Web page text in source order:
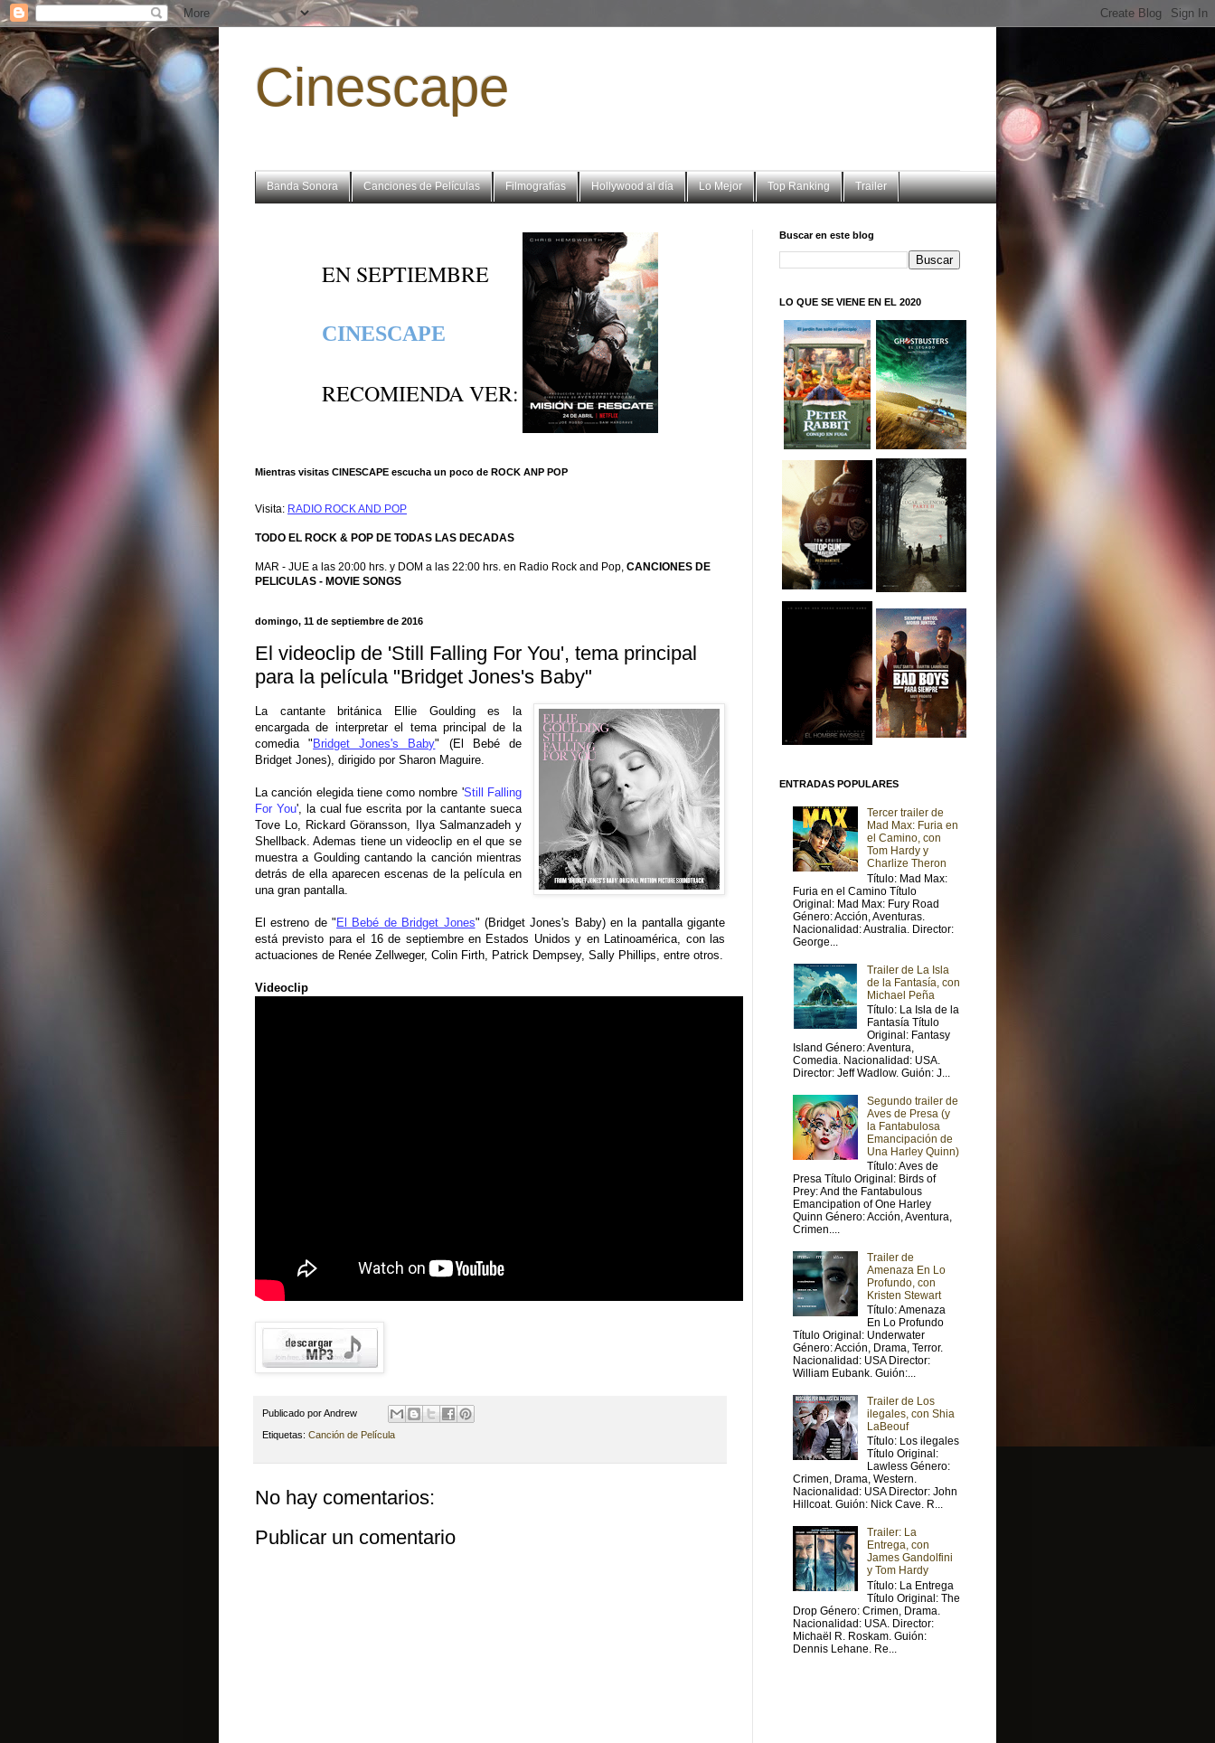
Cinescape
Banda Sonora Canciones de Películas Filmografías Hollywood al día Lo Mejor Top Ranking Trailer
EN SEPTIEMBRE
CINESCAPE
RECOMIENDA VER:
Mientras visitas CINESCAPE escucha un poco de ROCK ANP POP
Visita: RADIO ROCK AND POP
TODO EL ROCK & POP DE TODAS LAS DECADAS
MAR - JUE a las 20:00 hrs. y DOM a las 22:00 hrs. en Radio Rock and Pop, CANCIONES DE
PELICULAS - MOVIE SONGS
domingo, 11 de septiembre de 2016
El videoclip de 'Still Falling For You', tema principal
para la película "Bridget Jones's Baby"
La cantante británica Ellie Goulding es la
encargada de interpretar el tema principal de la
comedia "Bridget Jones's Baby" (El Bebé de
Bridget Jones), dirigido por Sharon Maguire.
La canción elegida tiene como nombre 'Still Falling
For You', la cual fue escrita por la cantante sueca
Tove Lo, Rickard Göransson, Ilya Salmanzadeh y
Shellback. Ademas tiene un videoclip en el que se
muestra a Goulding cantando la canción mientras
detrás de ella aparecen escenas de la película en
una gran pantalla.
El estreno de "El Bebé de Bridget Jones" (Bridget Jones's Baby) en la pantalla gigante
está previsto para el 16 de septiembre en Estados Unidos y en Latinoamérica, con las
actuaciones de Renée Zellweger, Colin Firth, Patrick Dempsey, Sally Phillips, entre otros.
Videoclip
Publicado porAndrew
Etiquetas: Canción de Película
No hay comentarios:
Publicar un comentario
Buscar en este blog
LO QUE SE VIENE EN EL 2020
ENTRADAS POPULARES
Tercer trailer de
Mad Max: Furia en
el Camino, con
Tom Hardy y
Charlize Theron
Título: Mad Max:
Furia en el Camino Título
Original: Mad Max: Fury Road
Género: Acción, Aventuras.
Nacionalidad: Australia. Director:
George...
Trailer de La Isla
de la Fantasía, con
Michael Peña
Título: La Isla de la
Fantasía Título
Original: Fantasy
Island Género: Aventura,
Comedia. Nacionalidad: USA.
Director: Jeff Wadlow. Guión: J...
Segundo trailer de
Aves de Presa (y
la Fantabulosa
Emancipación de
Una Harley Quinn)
Título: Aves de
Presa Título Original: Birds of
Prey: And the Fantabulous
Emancipation of One Harley
Quinn Género: Acción, Aventura,
Crimen....
Trailer de
Amenaza En Lo
Profundo, con
Kristen Stewart
Título: Amenaza
En Lo Profundo
Título Original: Underwater
Género: Acción, Drama, Terror.
Nacionalidad: USA Director:
William Eubank. Guión:...
Trailer de Los
ilegales, con Shia
LaBeouf
Título: Los ilegales
Título Original:
Lawless Género:
Crimen, Drama, Western.
Nacionalidad: USA Director: John
Hillcoat. Guión: Nick Cave. R...
Trailer: La
Entrega, con
James Gandolfini
y Tom Hardy
Título: La Entrega
Título Original: The
Drop Género: Crimen, Drama.
Nacionalidad: USA. Director:
Michaël R. Roskam. Guión:
Dennis Lehane. Re...